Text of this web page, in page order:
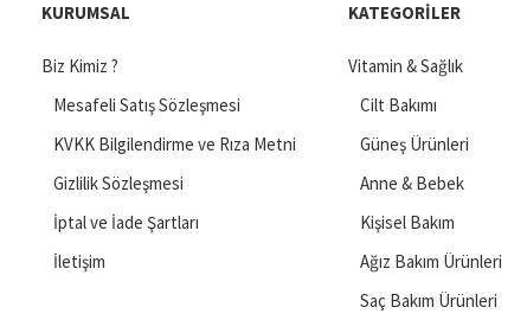
KURUMSAL
Biz Kimiz ?
Mesafeli Satış Sözleşmesi
KVKK Bilgilendirme ve Rıza Metni
Gizlilik Sözleşmesi
İptal ve İade Şartları
İletişim
KATEGORILER
Vitamin & Sağlık
Cilt Bakımı
Güneş Ürünleri
Anne & Bebek
Kişisel Bakım
Ağız Bakım Ürünleri
Saç Bakım Ürünleri